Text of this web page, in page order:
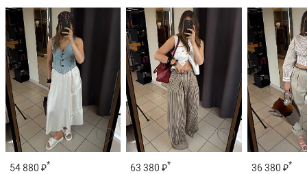
54 880 ₽* 63 380 ₽* 36 380 ₽*